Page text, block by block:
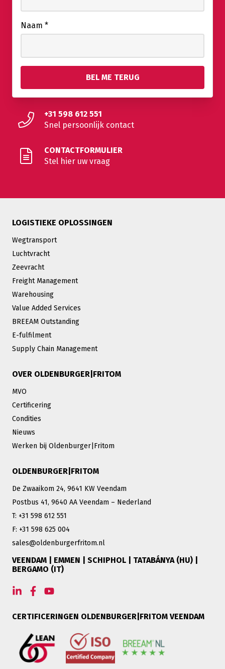
Naam *
+31 598 612 551
Snel persoonlijk contact
CONTACTFORMULIER
Stel hier uw vraag
LOGISTIEKE OPLOSSINGEN
Wegtransport
Luchtvracht
Zeevracht
Freight Management
Warehousing
Value Added Services
BREEAM Outstanding
E-fulfilment
Supply Chain Management
OVER OLDENBURGER|FRITOM
MVO
Certificering
Condities
Nieuws
Werken bij Oldenburger|Fritom
OLDENBURGER|FRITOM
De Zwaaikom 24, 9641 KW Veendam
Postbus 41, 9640 AA Veendam – Nederland
T: +31 598 612 551
F: +31 598 625 004
sales@oldenburgerfritom.nl
VEENDAM | EMMEN | SCHIPHOL | TATABÁNYA (HU) |
BERGAMO (IT)
CERTIFICERINGEN OLDENBURGER|FRITOM VEENDAM